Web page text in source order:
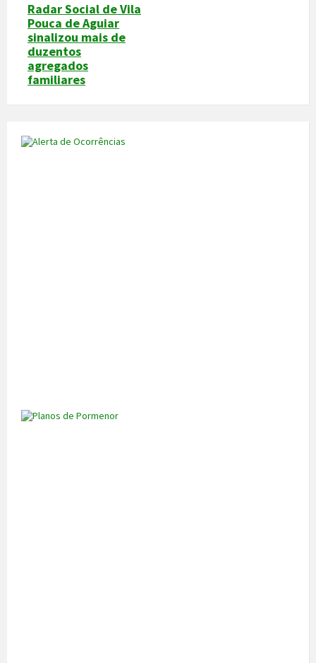
Radar Social de Vila
Pouca de Aguiar
sinalizou mais de
duzentos
agregados
familiares